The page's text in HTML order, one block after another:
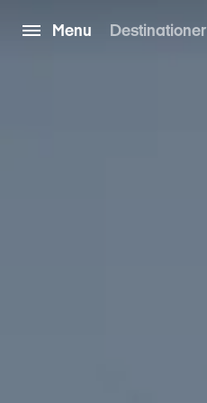
Menu Destinationer